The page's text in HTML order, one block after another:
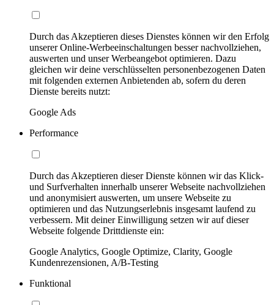
Durch das Akzeptieren dieses Dienstes können wir den Erfolg
unserer Online-Werbeeinschaltungen besser nachvollziehen,
auswerten und unser Werbeangebot optimieren. Dazu
gleichen wir deine verschlüsselten personenbezogenen Daten
mit folgenden externen Anbietenden ab, sofern du deren
Dienste bereits nutzt:
Google Ads
Performance
Durch das Akzeptieren dieser Dienste können wir das Klick-
und Surfverhalten innerhalb unserer Webseite nachvollziehen
und anonymisiert auswerten, um unsere Webseite zu
optimieren und das Nutzungserlebnis insgesamt laufend zu
verbessern. Mit deiner Einwilligung setzen wir auf dieser
Webseite folgende Drittdienste ein:
Google Analytics, Google Optimize, Clarity, Google
Kundenrezensionen, A/B-Testing
Funktional